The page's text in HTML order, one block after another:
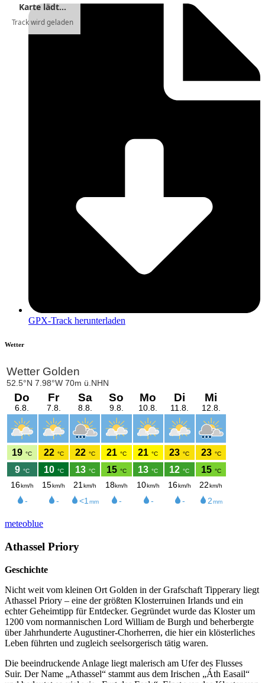
Karte lädt…
Track wird geladen
GPX-Track herunterladen
Wetter
meteoblue
Athassel Priory
Geschichte
Nicht weit vom kleinen Ort Golden in der Grafschaft Tipperary liegt
Athassel Priory – eine der größten Klosterruinen Irlands und ein
echter Geheimtipp für Entdecker. Gegründet wurde das Kloster um
1200 vom normannischen Lord William de Burgh und beherbergte
über Jahrhunderte Augustiner-Chorherren, die hier ein klösterliches
Leben führten und zugleich seelsorgerisch tätig waren.
Die beeindruckende Anlage liegt malerisch am Ufer des Flusses
Suir. Der Name „Athassel“ stammt aus dem Irischen „Áth Easail“